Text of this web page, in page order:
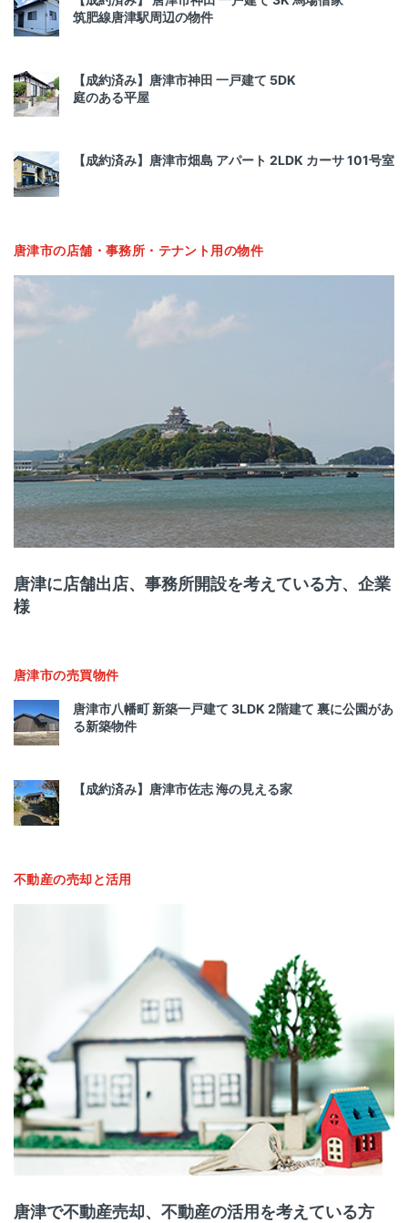
筑肥線唐津駅周辺の物件
【成約済み】唐津市神田 一戸建て 5DK
庭のある平屋
【成約済み】唐津市畑島 アパート 2LDK カーサ 101号室
唐津市の店舗・事務所・テナント用の物件
唐津に店舗出店、事務所開設を考えている方、企業
様
唐津市の売買物件
唐津市八幡町 新築一戸建て 3LDK 2階建て 裏に公園があ
る新築物件
【成約済み】唐津市佐志 海の見える家
不動産の売却と活用
唐津で不動産売却、不動産の活用を考えている方